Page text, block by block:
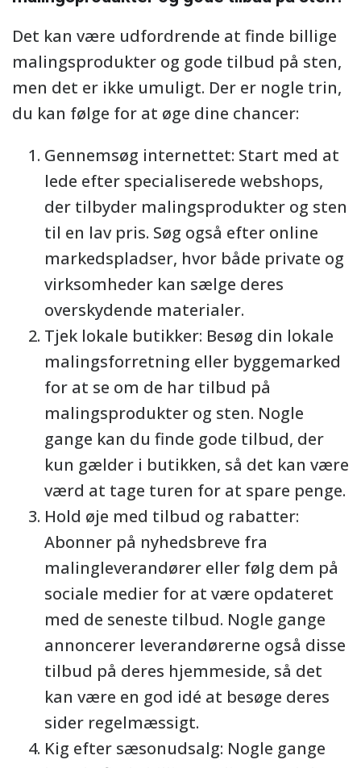
Det kan være udfordrende at finde billige
malingsprodukter og gode tilbud på sten,
men det er ikke umuligt. Der er nogle trin,
du kan følge for at øge dine chancer:
Gennemsøg internettet: Start med at
lede efter specialiserede webshops,
der tilbyder malingsprodukter og sten
til en lav pris. Søg også efter online
markedspladser, hvor både private og
virksomheder kan sælge deres
overskydende materialer.
Tjek lokale butikker: Besøg din lokale
malingsforretning eller byggemarked
for at se om de har tilbud på
malingsprodukter og sten. Nogle
gange kan du finde gode tilbud, der
kun gælder i butikken, så det kan være
værd at tage turen for at spare penge.
Hold øje med tilbud og rabatter:
Abonner på nyhedsbreve fra
malingleverandører eller følg dem på
sociale medier for at være opdateret
med de seneste tilbud. Nogle gange
annoncerer leverandørerne også disse
tilbud på deres hjemmeside, så det
kan være en god idé at besøge deres
sider regelmæssigt.
Kig efter sæsonudsalg: Nogle gange